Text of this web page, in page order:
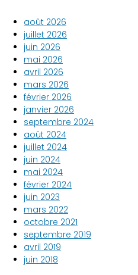
août 2026
juillet 2026
juin 2026
mai 2026
avril 2026
mars 2026
février 2026
janvier 2026
septembre 2024
août 2024
juillet 2024
juin 2024
mai 2024
février 2024
juin 2023
mars 2022
octobre 2021
septembre 2019
avril 2019
juin 2018